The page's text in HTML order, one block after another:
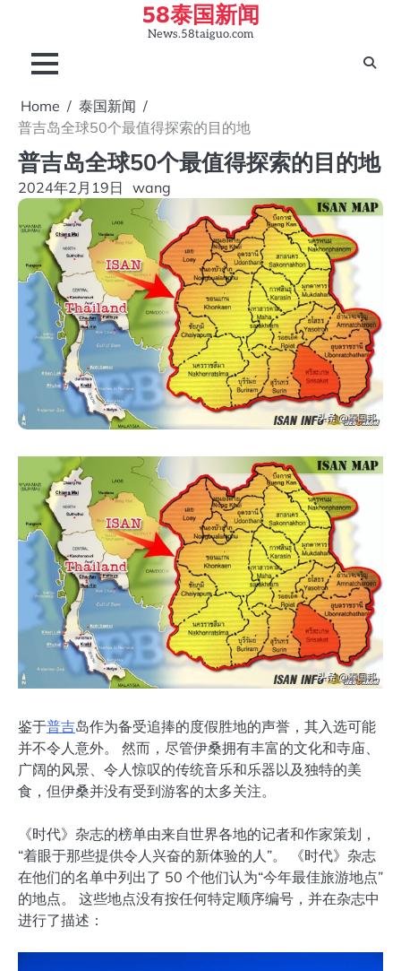
content
58泰国新闻
News.58taiguo.com
Home
泰国新闻
普吉岛全球50个最值得探索的目的地
普吉岛全球50个最值得探索的目的地
2024年2月19日 wang
鉴于普吉岛作为备受追捧的度假胜地的声誉，其入选可能
并不令人意外。 然而，尽管伊桑拥有丰富的文化和寺庙、
广阔的风景、令人惊叹的传统音乐和乐器以及独特的美
食，但伊桑并没有受到游客的太多关注。
《时代》杂志的榜单由来自世界各地的记者和作家策划，
“着眼于那些提供令人兴奋的新体验的人”。 《时代》杂志
在他们的名单中列出了 50 个他们认为“今年最佳旅游地点”
的地点。 这些地点没有按任何特定顺序编号，并在杂志中
进行了描述：